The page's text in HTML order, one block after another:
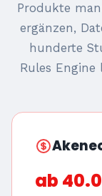
Produkte
ergänzen,
hunderte
Rules
ab